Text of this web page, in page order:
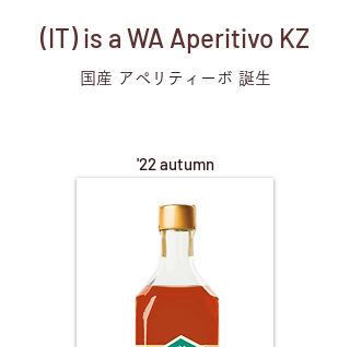
(IT) is a WA Aperitivo KZ
国産 アペリティーボ 誕生
'22 autumn